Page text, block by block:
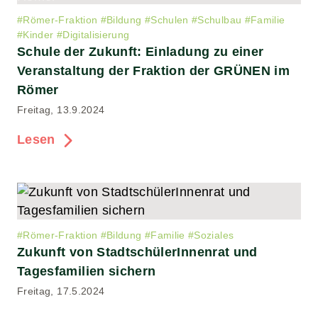
#Römer-Fraktion #Bildung #Schulen #Schulbau #Familie
#Kinder #Digitalisierung
Schule der Zukunft: Einladung zu einer
Veranstaltung der Fraktion der GRÜNEN im
Römer
Freitag, 13.9.2024
Lesen
#Römer-Fraktion #Bildung #Familie #Soziales
Zukunft von StadtschülerInnenrat und
Tagesfamilien sichern
Freitag, 17.5.2024